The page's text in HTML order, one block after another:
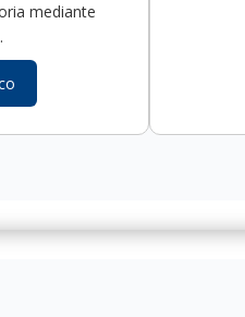
mediante